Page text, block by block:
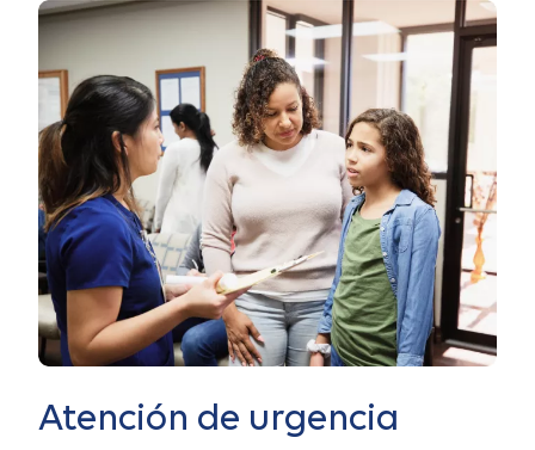
Atención de urgencia